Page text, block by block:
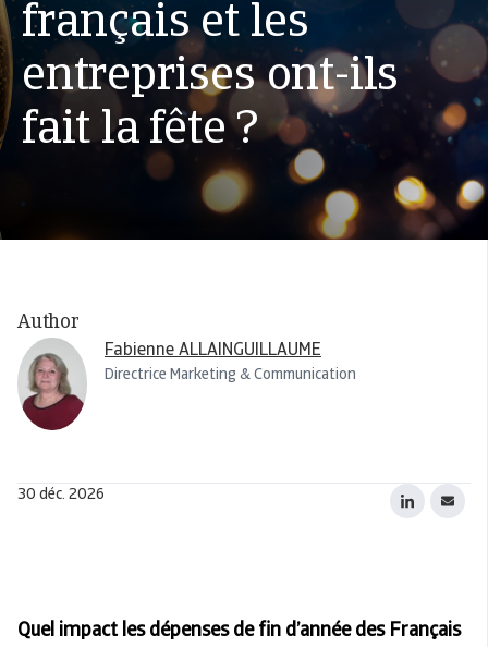
français et les
entreprises ont-ils
fait la fête ?
Author
Fabienne ALLAINGUILLAUME
Directrice Marketing & Communication
30 déc. 2026
Quel impact les dépenses de fin d’année des Français